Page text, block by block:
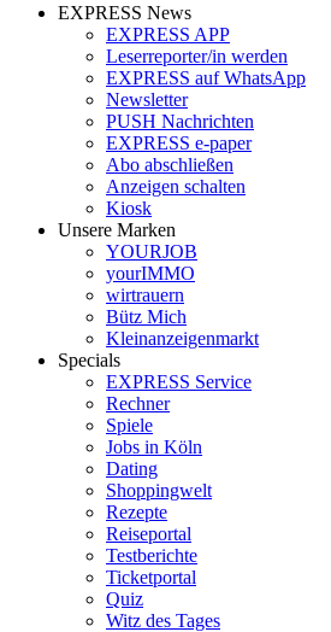
EXPRESS News
EXPRESS APP
Leserreporter/in werden
EXPRESS auf WhatsApp
Newsletter
PUSH Nachrichten
EXPRESS e-paper
Abo abschließen
Anzeigen schalten
Kiosk
Unsere Marken
YOURJOB
yourIMMO
wirtrauern
Bütz Mich
Kleinanzeigenmarkt
Specials
EXPRESS Service
Rechner
Spiele
Jobs in Köln
Dating
Shoppingwelt
Rezepte
Reiseportal
Testberichte
Ticketportal
Quiz
Witz des Tages